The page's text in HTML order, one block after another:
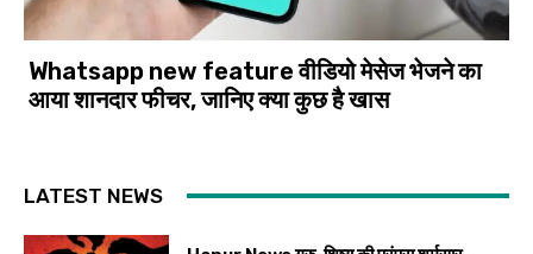
Whatsapp new feature वीडियो मेसेज भेजने का
आया शानदार फीचर, जानिए क्या कुछ है खास
LATEST NEWS